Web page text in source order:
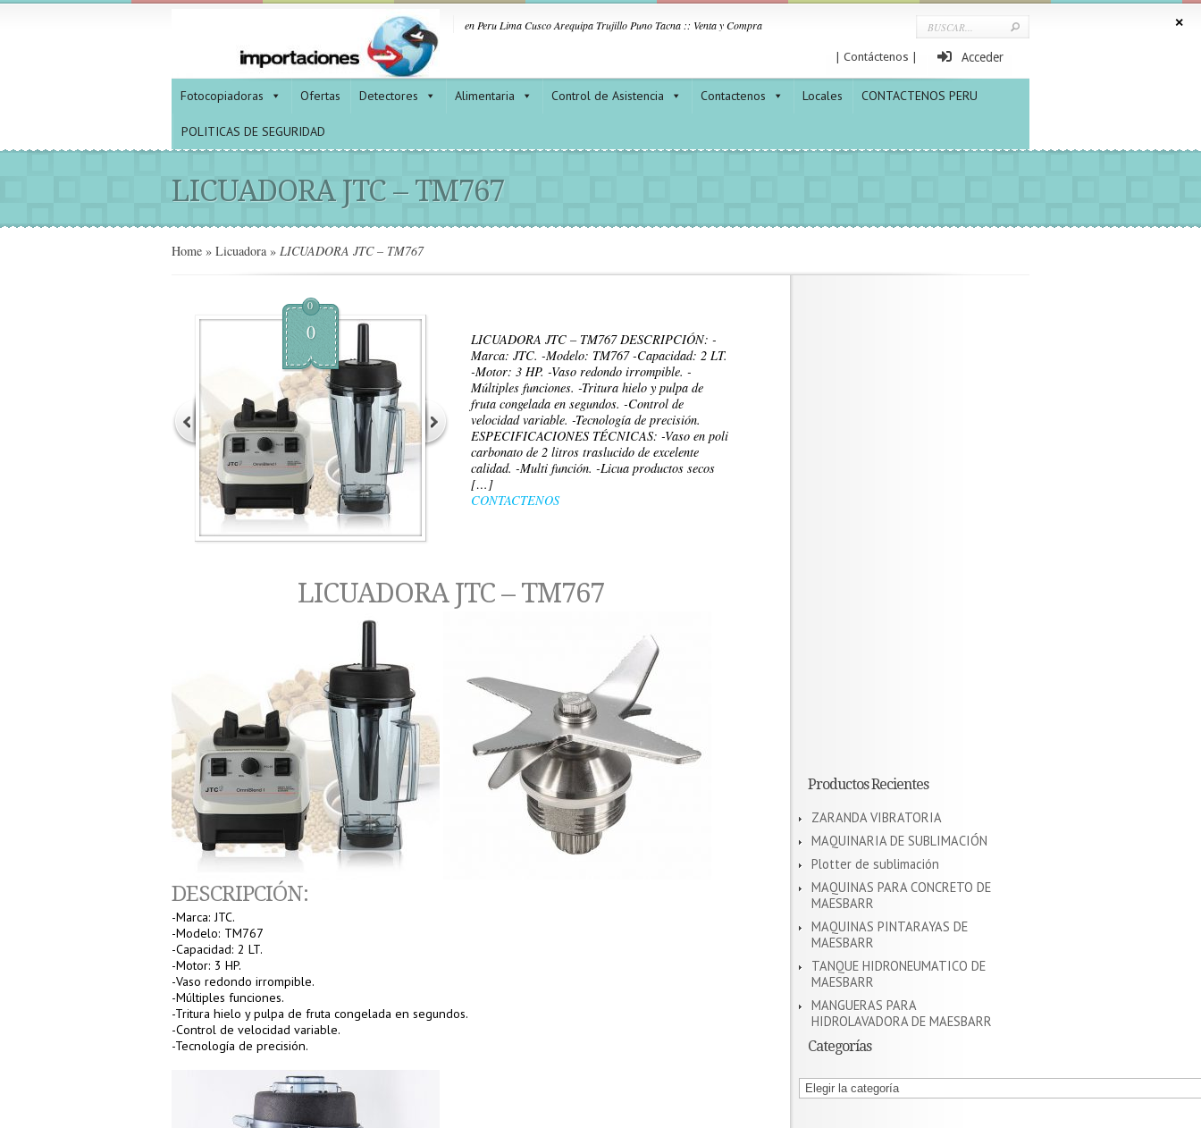
en Peru Lima Cusco Arequipa Trujillo Puno Tacna :: Venta y Compra
| Contáctenos | Acceder
Fotocopiadoras Ofertas Detectores Alimentaria Control de Asistencia Contactenos Locales CONTACTENOS PERU
POLITICAS DE SEGURIDAD
LICUADORA JTC – TM767
Home » Licuadora » LICUADORA JTC – TM767
0
0
LICUADORA JTC – TM767 DESCRIPCIÓN: -
Marca: JTC. -Modelo: TM767 -Capacidad: 2 LT.
-Motor: 3 HP. -Vaso redondo irrompible. -
Múltiples funciones. -Tritura hielo y pulpa de
fruta congelada en segundos. -Control de
velocidad variable. -Tecnología de precisión.
ESPECIFICACIONES TÉCNICAS: -Vaso en poli
carbonato de 2 litros traslucido de excelente
calidad. -Multi función. -Licua productos secos
[…]
CONTACTENOS
LICUADORA JTC – TM767
DESCRIPCIÓN:
-Marca: JTC.
-Modelo: TM767
-Capacidad: 2 LT.
-Motor: 3 HP.
-Vaso redondo irrompible.
-Múltiples funciones.
-Tritura hielo y pulpa de fruta congelada en segundos.
-Control de velocidad variable.
-Tecnología de precisión.
Productos Recientes
ZARANDA VIBRATORIA
MAQUINARIA DE SUBLIMACIÓN
Plotter de sublimación
MAQUINAS PARA CONCRETO DE
MAESBARR
MAQUINAS PINTARAYAS DE
MAESBARR
TANQUE HIDRONEUMATICO DE
MAESBARR
MANGUERAS PARA
HIDROLAVADORA DE MAESBARR
Categorías
Categorías